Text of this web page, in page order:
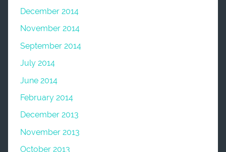
December 2014
November 2014
September 2014
July 2014
June 2014
February 2014
December 2013
November 2013
October 2013